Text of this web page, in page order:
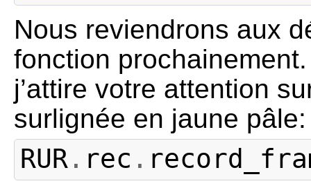
Nous reviendrons aux
fonction
j’attire votre attention
surlignée en jaune pâle:
RUR. rec .